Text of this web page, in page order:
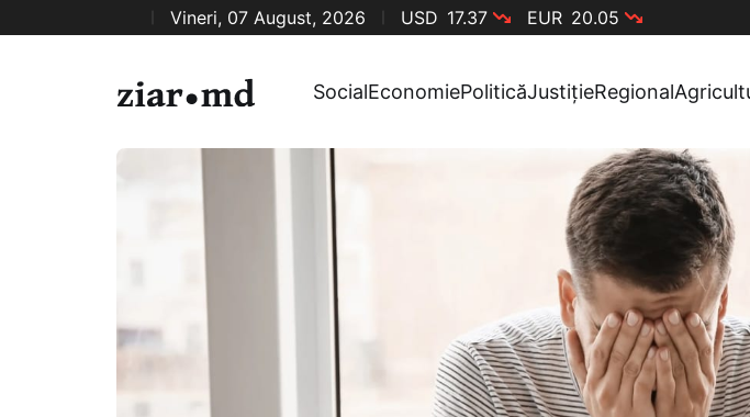
Vineri, 07 August, 2026 USD 17.37 EUR 20.05
SocialEconomiePoliticăJustițieRegional